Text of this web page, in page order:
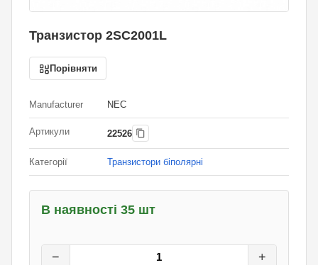
Транзистор 2SC2001L
Порівняти
Manufacturer NEC
Артикули 22526
Категорії Транзистори біполярні
В наявності 35 шт
− +